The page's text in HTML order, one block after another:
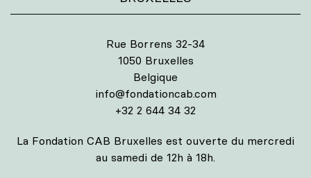
Rue Borrens 32-34
1050 Bruxelles
Belgique
info@fondationcab.com
+32 2 644 34 32
La Fondation CAB Bruxelles est ouverte du mercredi
au samedi de 12h à 18h.